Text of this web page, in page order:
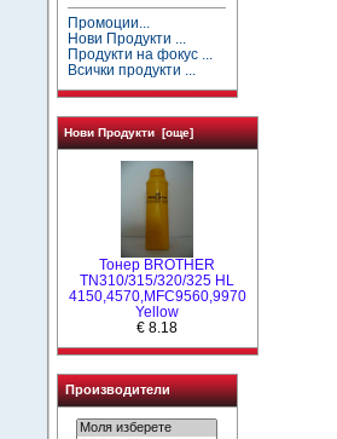
Промоции...
Нови Продукти ...
Продукти на фокус ...
Всички продукти ...
Нови Продукти [още]
Тонер BROTHER
TN310/315/320/325 HL
4150,4570,MFC9560,9970
Yellow
€ 8.18
Производители